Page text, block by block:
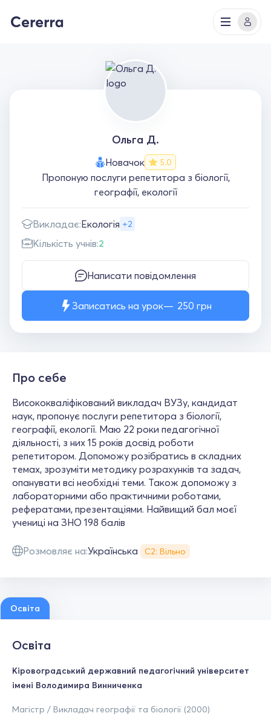
Ольга Д.
Новачок 5.0
Пропоную послуги репетитора з біології,
географії, екології
Викладає:Екологія +2
Кількість учнів:2
Написати повідомлення
Записатись на урок 250 грн
Про себе
Висококваліфікований викладач ВУЗу, кандидат
наук, пропонує послуги репетитора з біології,
географії, екології. Маю 22 роки педагогічної
діяльності, з них 15 років досвід роботи
репетитором. Допоможу розібратись в складних
темах, зрозуміти методику розрахунків та задач,
опанувати всі необхідні теми. Також допоможу з
лабораторними або практичними роботами,
рефератами, презентаціями. Найвищий бал моєї
учениці на ЗНО 198 балів
Розмовляє на:Українська С2: Вільно
Освіта
Освіта
Кіровоградський державний педагогічний університет
імені Володимира Винниченка
Магістр / Викладач географії та біології (2000)